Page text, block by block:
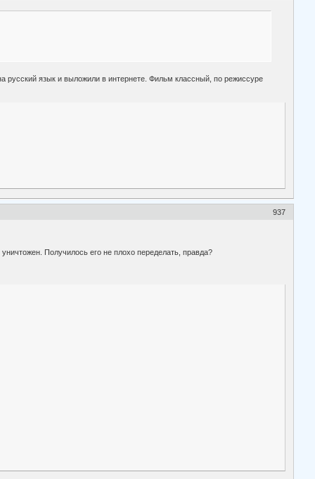
русский язык и выложили в интернете. Фильм классный, по режиссуре
937
Получилось его не плохо переделать, правда?